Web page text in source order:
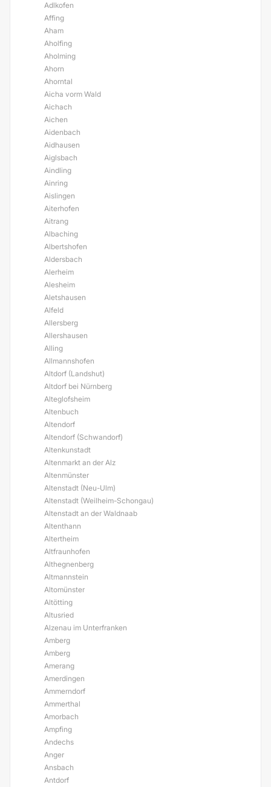
Adlkofen
Affing
Aham
Aholfing
Aholming
Ahorn
Ahorntal
Aicha vorm Wald
Aichach
Aichen
Aidenbach
Aidhausen
Aiglsbach
Aindling
Ainring
Aislingen
Aiterhofen
Aitrang
Albaching
Albertshofen
Aldersbach
Alerheim
Alesheim
Aletshausen
Alfeld
Allersberg
Allershausen
Alling
Allmannshofen
Altdorf (Landshut)
Altdorf bei Nürnberg
Alteglofsheim
Altenbuch
Altendorf
Altendorf (Schwandorf)
Altenkunstadt
Altenmarkt an der Alz
Altenmünster
Altenstadt (Neu-Ulm)
Altenstadt (Weilheim-Schongau)
Altenstadt an der Waldnaab
Altenthann
Altertheim
Altfraunhofen
Althegnenberg
Altmannstein
Altomünster
Altötting
Altusried
Alzenau im Unterfranken
Amberg
Amberg
Amerang
Amerdingen
Ammerndorf
Ammerthal
Amorbach
Ampfing
Andechs
Anger
Ansbach
Antdorf